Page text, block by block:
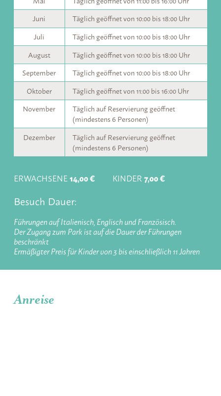
Juni
Täglich geöffnet von 10:00 bis 18:00 Uhr
Juli
Täglich geöffnet von 10:00 bis 18:00 Uhr
August
Täglich geöffnet von 10:00 bis 18:00 Uhr
September
Täglich geöffnet von 10:00 bis 18:00 Uhr
Oktober
Täglich geöffnet von 11:00 bis 16:00 Uhr
November
Täglich auf Reservierung geöffnet
(mindestens 6 Personen)
Dezember
Täglich auf Reservierung geöffnet
(mindestens 6 Personen)
ERWACHSENE14,00 € KINDER7,00 €
Besuch Dauer:
Führungen auf Italienisch, Englisch und Französisch.
Der Zugang zum Park ist auf die Dauer der Führungen
beschränkt
Ermäßigter Preis für Kinder von 3 bis einschließlich 11 Jahren
Anreise